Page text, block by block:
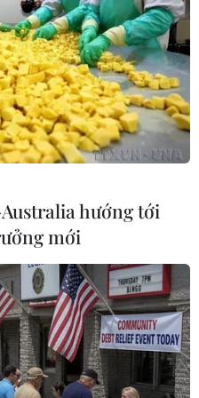
hàng Nhà nước
hướng tới
mới